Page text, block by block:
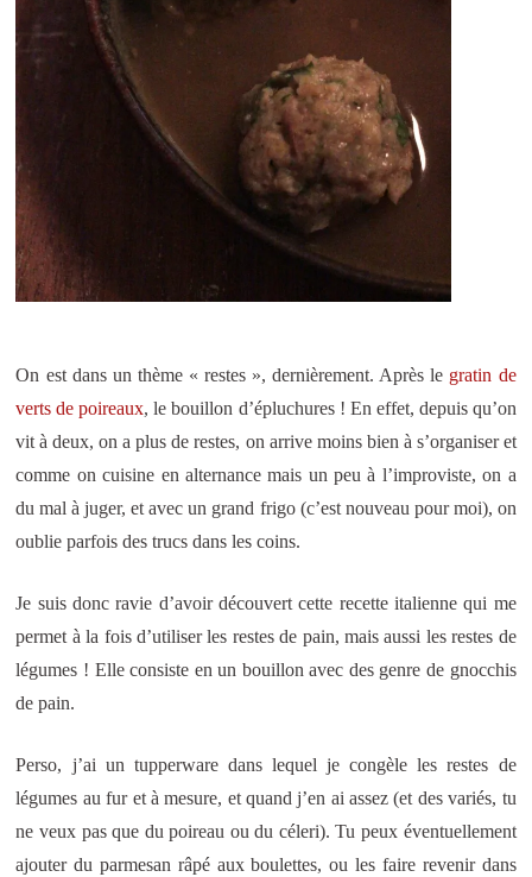
On est dans un thème « restes », dernièrement. Après le gratin de
verts de poireaux, le bouillon d’épluchures ! En effet, depuis qu’on
vit à deux, on a plus de restes, on arrive moins bien à s’organiser et
comme on cuisine en alternance mais un peu à l’improviste, on a
du mal à juger, et avec un grand frigo (c’est nouveau pour moi), on
oublie parfois des trucs dans les coins.
Je suis donc ravie d’avoir découvert cette recette italienne qui me
permet à la fois d’utiliser les restes de pain, mais aussi les restes de
légumes ! Elle consiste en un bouillon avec des genre de gnocchis
de pain.
Perso, j’ai un tupperware dans lequel je congèle les restes de
légumes au fur et à mesure, et quand j’en ai assez (et des variés, tu
ne veux pas que du poireau ou du céleri). Tu peux éventuellement
ajouter du parmesan râpé aux boulettes, ou les faire revenir dans